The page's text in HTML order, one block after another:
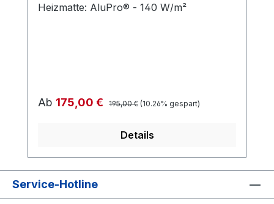
Heizmatte: AluPro® - 140 W/m²
Verkaufspreis:
Ab 175,00 € Regulärer Preis:
195,00 € (10.26% gespart)
Details
Service-Hotline